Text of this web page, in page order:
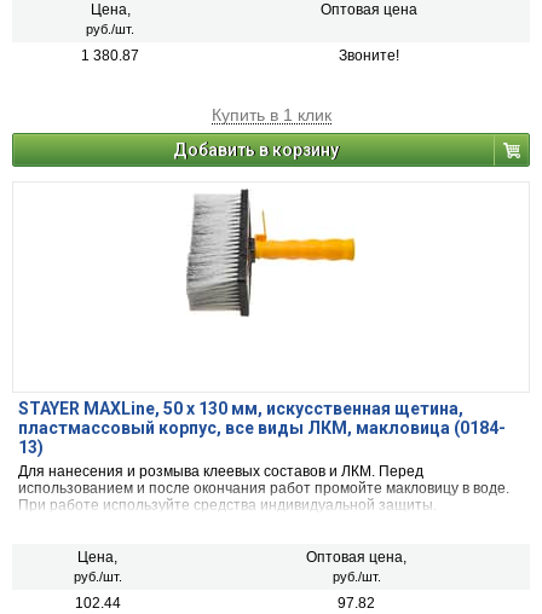
Цена,
руб./шт.
Оптовая цена
1 380.87 Звоните!
Купить в 1 клик
Добавить в корзину
STAYER MAXLine, 50 х 130 мм, искусственная щетина,
пластмассовый корпус, все виды ЛКМ, макловица (0184-
13)
Для нанесения и розмыва клеевых составов и ЛКМ. Перед
использованием и после окончания работ промойте макловицу в воде.
При работе используйте средства индивидуальной защиты.
Цена,
руб./шт.
Оптовая цена,
руб./шт.
102.44 97.82